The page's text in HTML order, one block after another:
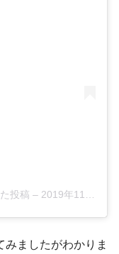
投稿 – 2019年11月月24日午後6時56分PST
みましたがわかりま